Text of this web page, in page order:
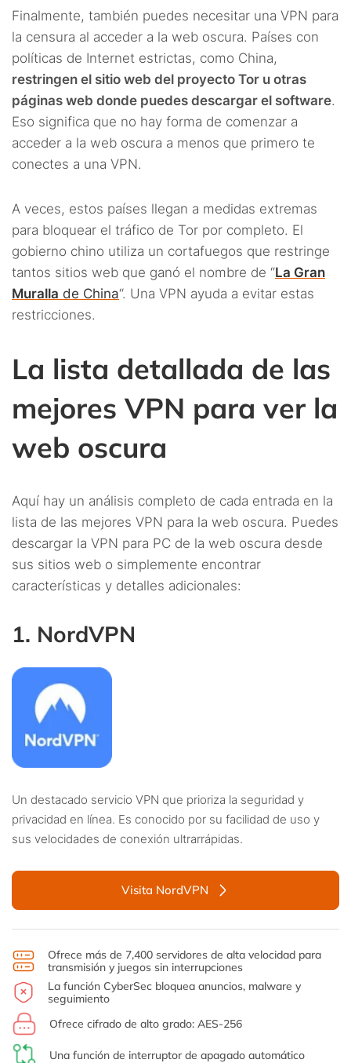
Finalmente, también puedes necesitar una VPN para
la censura al acceder a la web oscura. Países con
políticas de Internet estrictas, como China,
restringen el sitio web del proyecto Tor u otras
páginas web donde puedes descargar el software.
Eso significa que no hay forma de comenzar a
acceder a la web oscura a menos que primero te
conectes a una VPN.
A veces, estos países llegan a medidas extremas
para bloquear el tráfico de Tor por completo. El
gobierno chino utiliza un cortafuegos que restringe
tantos sitios web que ganó el nombre de “La Gran
Muralla de China“. Una VPN ayuda a evitar estas
restricciones.
La lista detallada de las
mejores VPN para ver la
web oscura
Aquí hay un análisis completo de cada entrada en la
lista de las mejores VPN para la web oscura. Puedes
descargar la VPN para PC de la web oscura desde
sus sitios web o simplemente encontrar
características y detalles adicionales:
1. NordVPN
Un destacado servicio VPN que prioriza la seguridad y
privacidad en línea. Es conocido por su facilidad de uso y
sus velocidades de conexión ultrarrápidas.
Visita NordVPN
Ofrece más de 7,400 servidores de alta velocidad para
transmisión y juegos sin interrupciones
La función CyberSec bloquea anuncios, malware y
seguimiento
Ofrece cifrado de alto grado: AES-256
Una función de interruptor de apagado automático